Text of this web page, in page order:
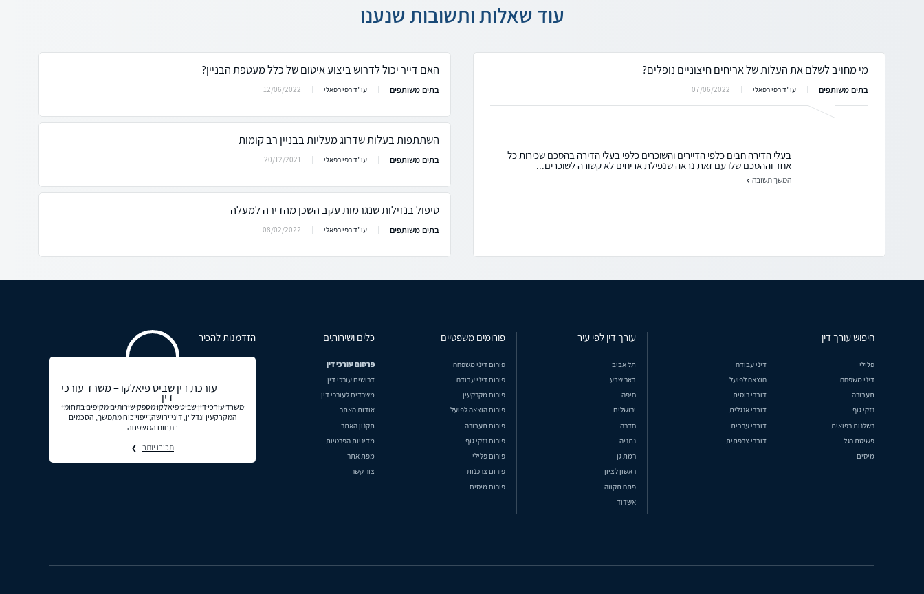
עוד שאלות ותשובות שנענו
מי מחויב לשלם את העלות של אריחים חיצוניים נופלים?
בתים משותפים עו"ד רפי רפאלי 07/06/2022
בעלי הדירה חבים כלפי הדיירים והשוכרים כלפי בעלי הדירה בהסכם שכירות כל
אחד וההסכם שלו עם זאת נראה שנפילת אריחים לא קשורה לשוכרים...
המשך תשובה
האם דייר יכול לדרוש ביצוע איטום של כלל מעטפת הבניין?
בתים משותפים עו"ד רפי רפאלי 12/06/2022
השתתפות בעלות שדרוג מעליות בבניין רב קומות
בתים משותפים עו"ד רפי רפאלי 20/12/2021
טיפול בנזילות שנגרמות עקב השכן מהדירה למעלה
בתים משותפים עו"ד רפי רפאלי 08/02/2022
חיפוש עורך דין
פלילי
דיני עבודה
דיני משפחה
הוצאה לפועל
תעבורה
דוברי רוסית
נזקי גוף
דוברי אנגלית
רשלנות רפואית
דוברי ערבית
פשיטת רגל
דוברי צרפתית
מיסים
עורך דין לפי עיר
תל אביב
באר שבע
חיפה
ירושלים
חדרה
נתניה
רמת גן
ראשון לציון
פתח תקווה
אשדוד
פורומים משפטיים
פורום דיני משפחה
פורום דיני עבודה
פורום מקרקעין
פורום הוצאה לפועל
פורום תעבורה
פורום נזקי גוף
פורום פלילי
פורום צרכנות
פורום מיסים
כלים ושירותים
פרסום עורכי דין
דרושים עורכי דין
משרדים לעורכי דין
אודות האתר
תקנון האתר
מדיניות הפרטיות
מפת אתר
צור קשר
הזדמנות להכיר
עורכת דין שביט פיאלקו – משרד עורכי
דין
משרד עורכי דין שביט פיאלקו מספק שירותים מקיפים בתחומי
המקרקעין ונדל"ן, דיני ירושה, ייפוי כוח מתמשך, הסכמים
בתחום המשפחה
תכירו יותר